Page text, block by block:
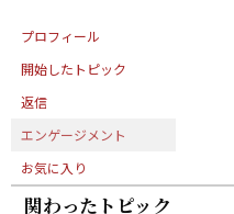
プロフィール
開始したトピック
返信
エンゲージメント
お気に入り
関わったトピック